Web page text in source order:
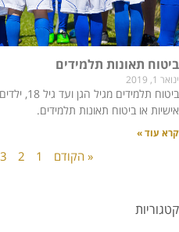
ביטוח תאונות תלמידים
ינואר 1, 2019
ביטוח
אישיות או ביטוח תאונות תלמידים.
קרא עוד »
« הקודם 1
2
3
קטגוריות